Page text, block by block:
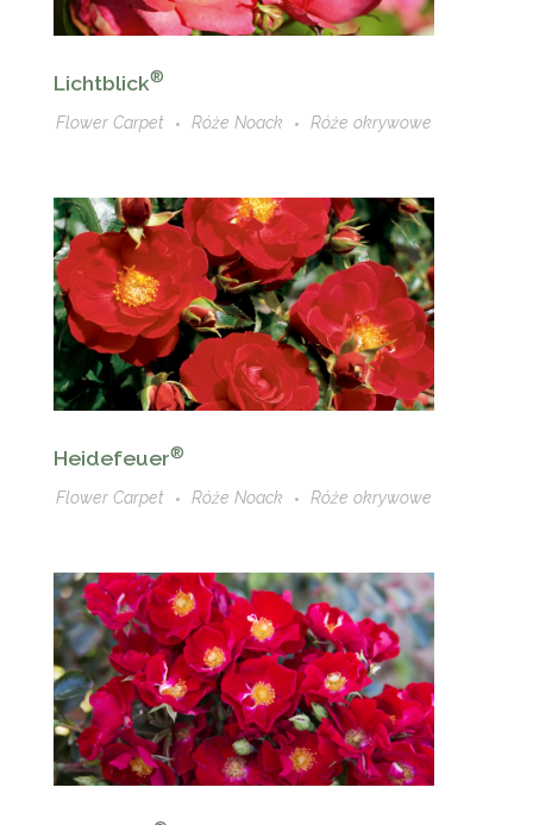
Lichtblick®
Flower Carpet Róże Noack Róże okrywowe
Heidefeuer®
Flower Carpet Róże Noack Róże okrywowe